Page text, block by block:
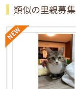
類似の里親募集